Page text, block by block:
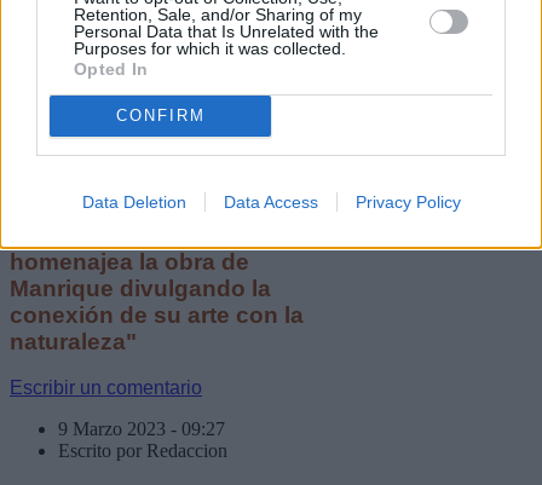
Retention, Sale, and/or Sharing of my
Personal Data that Is Unrelated with the
Purposes for which it was collected.
Opted In
CONFIRM
Data Deletion Data Access Privacy Policy
La exposición permanecerá
abierta hasta el 10 de abril en
la Oficina de Turismo de Playa
Blanca. Óscar Noda felicita al
CEIP Playa Blanca por esta
homenajea la obra de
Manrique divulgando la
conexión de su arte con la
naturaleza"
Escribir un comentario
9 Marzo 2023 - 09:27
Escrito por Redaccion